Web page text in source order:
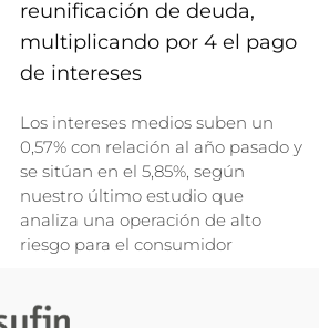
reunificación de deuda,
multiplicando por 4 el pago
de intereses
Los intereses medios suben un
0,57% con relación al año pasado y
se sitúan en el 5,85%, según
nuestro último estudio que
analiza una operación de alto
riesgo para el consumidor